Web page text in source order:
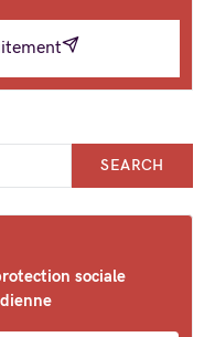
SEARCH
sociale